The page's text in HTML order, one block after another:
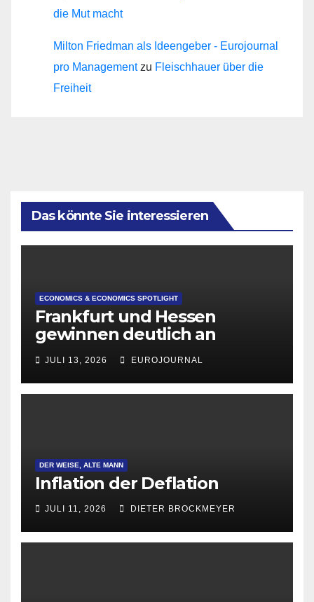
die Mut macht
Milton Friedman als Ideengeber - Eurojournal
pro Managementzu Fleischhauer über die
Freiheit
Das könnte Sie interessieren
ECONOMICS & ECONOMICS SPOTLIGHT
Frankfurt und Hessen
gewinnen deutlich an
Attraktivität für Startup-
Gründungen
JULI 13, 2026 EUROJOURNAL
DER WEISE, ALTE MANN
Inflation der Deflation
JULI 11, 2026 DIETER BROCKMEYER